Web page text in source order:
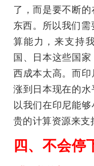
了，而是要不断
东西。所以我们
算能力，来支持
国、日本这些国
西成本太高。而
涨到日本现在的
以我们在印尼能
贵的计算资源来支
四、不会停